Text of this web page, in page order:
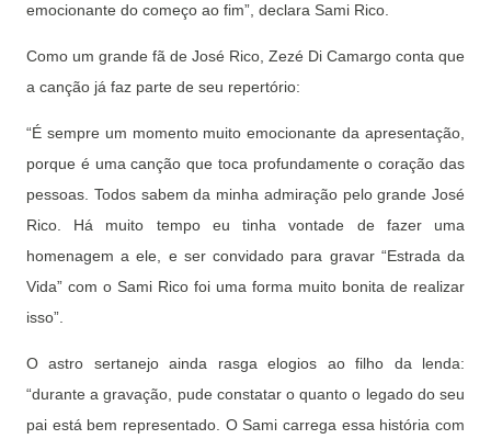
emocionante do começo ao fim”, declara Sami Rico.
Como um grande fã de José Rico, Zezé Di Camargo conta que
a canção já faz parte de seu repertório:
“É sempre um momento muito emocionante da apresentação,
porque é uma canção que toca profundamente o coração das
pessoas. Todos sabem da minha admiração pelo grande José
Rico. Há muito tempo eu tinha vontade de fazer uma
homenagem a ele, e ser convidado para gravar “Estrada da
Vida” com o Sami Rico foi uma forma muito bonita de realizar
isso”.
O astro sertanejo ainda rasga elogios ao filho da lenda:
“durante a gravação, pude constatar o quanto o legado do seu
pai está bem representado. O Sami carrega essa história com